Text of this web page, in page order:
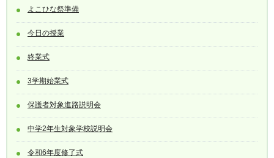
よこひな祭準備
今日の授業
終業式
3学期始業式
保護者対象進路説明会
中学2年生対象学校説明会
令和6年度修了式